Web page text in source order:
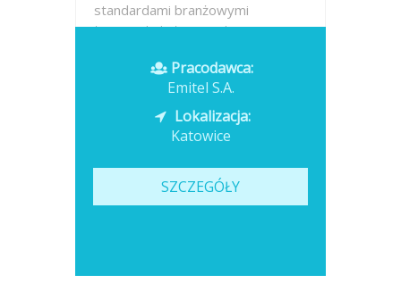
standardami branżowymi
tworzenie i utrzymanie
Opublikowano: 2026-07-13
Pracodawca:
Emitel S.A.
Lokalizacja:
Katowice
SZCZEGÓŁY